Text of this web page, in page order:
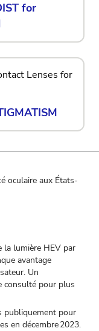
for
oculaire aux États-
la lumière HEV par
avantage
Un
consulté pour plus
publiquement pour
en décembre 2023.